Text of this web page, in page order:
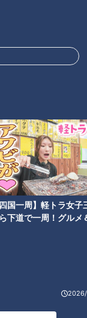
国一周】軽トラ女子
下道で一周！グルメ